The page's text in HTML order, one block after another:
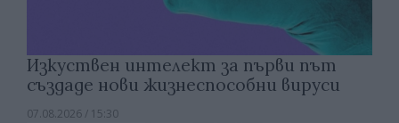
Изкуствен интелект за първи път
създаде нови жизнеспособни вируси
07.08.2026 / 15:30